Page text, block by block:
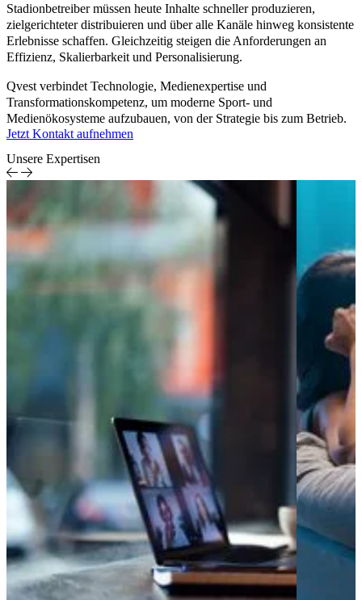
Stadionbetreiber müssen heute Inhalte schneller produzieren,
zielgerichteter distribuieren und über alle Kanäle hinweg konsistente
Erlebnisse schaffen. Gleichzeitig steigen die Anforderungen an
Effizienz, Skalierbarkeit und Personalisierung.
Qvest verbindet Technologie, Medienexpertise und
Transformationskompetenz, um moderne Sport- und
Medienökosysteme aufzubauen, von der Strategie bis zum Betrieb.
Jetzt Kontakt aufnehmen
Unsere Expertisen
Systemintegration